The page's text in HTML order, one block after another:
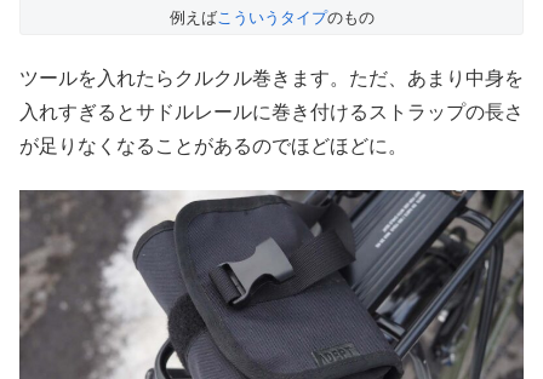
例えばこういうタイプのもの
ツールを入れたらクルクル巻きます。ただ、あまり中身を
入れすぎるとサドルレールに巻き付けるストラップの長さ
が足りなくなることがあるのでほどほどに。